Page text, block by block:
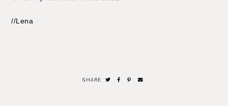
//Lena
SHARE